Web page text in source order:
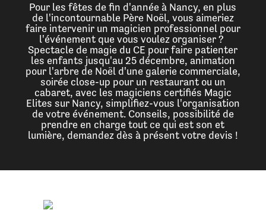
Pour les fêtes de fin d'année à Nancy, en plus
de l'incontournable Père Noël, vous aimeriez
faire intervenir un magicien professionnel pour
l'événement que vous voulez organiser ?
Spectacle de magie du CE pour faire patienter
les enfants jusqu'au 25 décembre, animation
pour l'arbre de Noël d'une galerie commerciale,
soirée close-up pour un restaurant ou un
cabaret, avec les magiciens certifiés Magic
Elites sur Nancy, simplifiez-vous l'organisation
de votre événement. Conseils, possibilité de
prendre en charge tout ce qui est son et
lumière, demandez dès à présent votre devis !